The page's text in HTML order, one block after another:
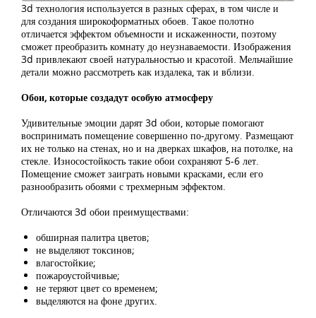
3d технология используется в разных сферах, в том числе и
для создания широкоформатных обоев. Такое полотно
отличается эффектом объемности и искаженности, поэтому
сможет преобразить комнату до неузнаваемости. Изображения
3d привлекают своей натуральностью и красотой. Мельчайшие
детали можно рассмотреть как издалека, так и вблизи.
Обои, которые создадут особую атмосферу
Удивительные эмоции дарят 3d обои, которые помогают
воспринимать помещение совершенно по-другому. Размещают
их не только на стенах, но и на дверках шкафов, на потолке, на
стекле. Износостойкость такие обои сохраняют 5-6 лет.
Помещение сможет заиграть новыми красками, если его
разнообразить обоями с трехмерным эффектом.
Отличаются 3d обои преимуществами:
обширная палитра цветов;
не выделяют токсинов;
влагостойкие;
пожароустойчивые;
не теряют цвет со временем;
выделяются на фоне других.